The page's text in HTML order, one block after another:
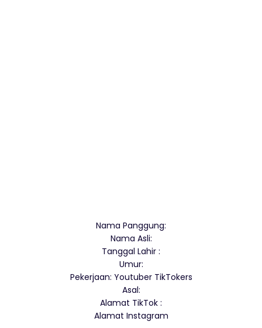
Nama Panggung:
Nama Asli:
Tanggal Lahir :
Umur:
Pekerjaan: Youtuber TikTokers
Asal:
Alamat TikTok :
Alamat Instagram